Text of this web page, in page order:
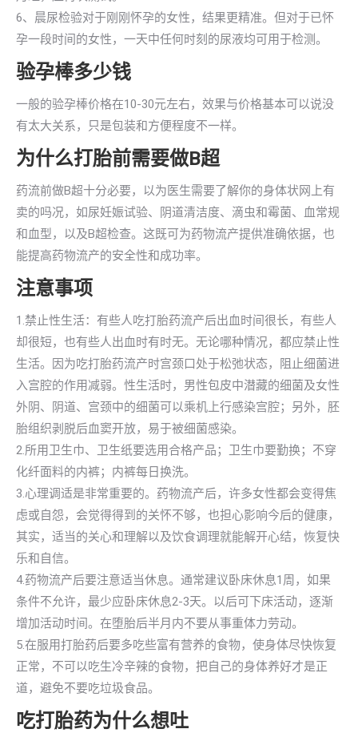
6、晨尿检验对于刚刚怀孕的女性，结果更精准。但对于已怀
孕一段时间的女性，一天中任何时刻的尿液均可用于检测。
验孕棒多少钱
一般的验孕棒价格在10-30元左右，效果与价格基本可以说没
有太大关系，只是包装和方便程度不一样。
为什么打胎前需要做B超
药流前做B超十分必要，以为医生需要了解你的身体状网上有
卖的吗况，如尿妊娠试验、阴道清洁度、滴虫和霉菌、血常规
和血型，以及B超检查。这既可为药物流产提供准确依据，也
能提高药物流产的安全性和成功率。
注意事项
1.禁止性生活：有些人吃打胎药流产后出血时间很长，有些人
却很短，也有些人出血时有时无。无论哪种情况，都应禁止性
生活。因为吃打胎药流产时宫颈口处于松弛状态，阻止细菌进
入宫腔的作用减弱。性生活时，男性包皮中潜藏的细菌及女性
外阴、阴道、宫颈中的细菌可以乘机上行感染宫腔；另外，胚
胎组织剥脱后血窦开放，易于被细菌感染。
2.所用卫生巾、卫生纸要选用合格产品；卫生巾要勤换；不穿
化纤面料的内裤；内裤每日换洗。
3.心理调适是非常重要的。药物流产后，许多女性都会变得焦
虑或自怨，会觉得得到的关怀不够，也担心影响今后的健康，
其实，适当的关心和理解以及饮食调理就能解开心结，恢复快
乐和自信。
4.药物流产后要注意适当休息。通常建议卧床休息1周，如果
条件不允许，最少应卧床休息2-3天。以后可下床活动，逐渐
增加活动时间。在堕胎后半月内不要从事重体力劳动。
5.在服用打胎药后要多吃些富有营养的食物，使身体尽快恢复
正常，不可以吃生冷辛辣的食物，把自己的身体养好才是正
道，避免不要吃垃圾食品。
吃打胎药为什么想吐